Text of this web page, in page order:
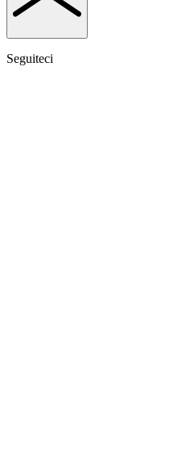
Seguiteci